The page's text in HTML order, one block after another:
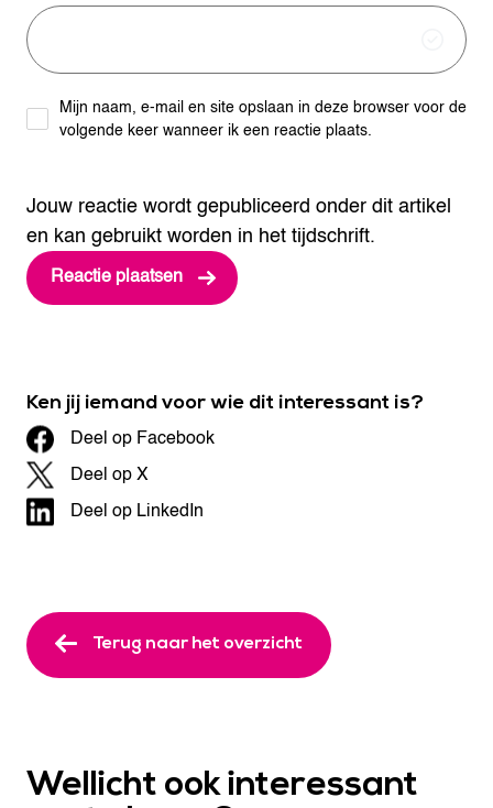
Jouw reactie wordt gepubliceerd onder dit artikel
en kan gebruikt worden in het tijdschrift.
Mijn naam, e-mail en site opslaan in deze browser voor de
volgende keer wanneer ik een reactie plaats.
Ken jij iemand voor wie dit interessant is?
Deel op Facebook
Deel op X
Deel op LinkedIn
Terug naar het overzicht
Wellicht ook interessant